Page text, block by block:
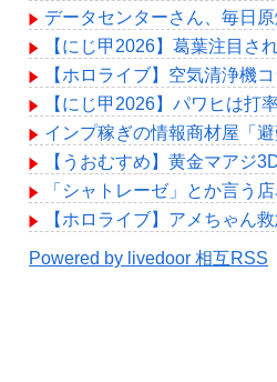
データセンターさん、毎日
【にじ甲2026】葛葉注目さ
【ホロライブ】空気清浄機
【にじ甲2026】パワヒは打
インプ稼ぎの情報商材屋「
【うおむすめ】黄金マアジ
「シャトレーゼ」とか言う
【ホロライブ】アメちゃん
Powered by livedoor 相互RSS